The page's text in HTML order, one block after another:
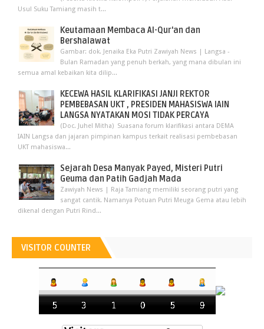
Usul Suku Tamiang masih t...
Keutamaan Membaca Al-Qur'an dan
Bershalawat
Gambar: dok. Jenaika Eka Putri Zawiyah News | Langsa -
Bulan Ramadan yang penuh berkah, yang mana dibulan ini
semua amal kebaikan kita dilip...
KECEWA HASIL KLARIFIKASI JANJI REKTOR
PEMBEBASAN UKT , PRESIDEN MAHASISWA IAIN
LANGSA NYATAKAN MOSI TIDAK PERCAYA
(Doc. Juhel Mitha) Suasana forum klarifikasi antara DEMA
IAIN Langsa dan jajaran pimpinan kampus terkait realisasi pembebasan
UKT mahasiswa...
Sejarah Desa Manyak Payed, Misteri Putri
Geuma dan Patih Gadjah Mada
Zawiyah News | Raja Tamiang memiliki seorang putri yang
sangat cantik. Namanya Potuan Putri Meuga Gema atau lebih
dikenal dengan Putri Rind...
VISITOR COUNTER